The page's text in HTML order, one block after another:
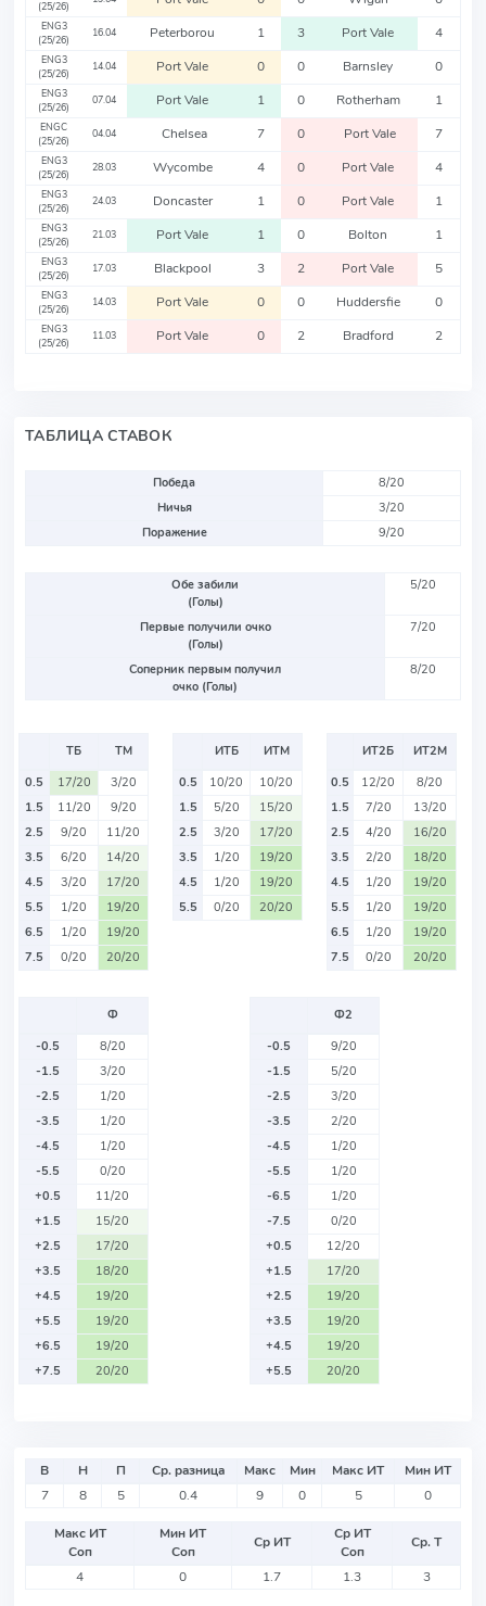
(25/26)
ENG3
(25/26)
16.04 Peterborou 1 3 Port Vale 4
ENG3
(25/26)
14.04 Port Vale 0 0 Barnsley 0
ENG3
(25/26)
07.04 Port Vale 1 0 Rotherham 1
ENGC
(25/26)
04.04 Chelsea 7 0 Port Vale 7
ENG3
(25/26)
28.03 Wycombe 4 0 Port Vale 4
ENG3
(25/26)
24.03 Doncaster 1 0 Port Vale 1
ENG3
(25/26)
21.03 Port Vale 1 0 Bolton 1
ENG3
(25/26)
17.03 Blackpool 3 2 Port Vale 5
ENG3
(25/26)
14.03 Port Vale 0 0 Huddersfie 0
ENG3
(25/26)
11.03 Port Vale 0 2 Bradford 2
ТАБЛИЦА СТАВОК
Победа
8/20
Ничья
3/20
Поражение
9/20
Обе забили
(Голы)
5/20
Первые получили очко
(Голы)
7/20
Соперник первым получил
очко (Голы)
8/20
ТБ
ТМ
0.5
17/20
3/20
1.5
11/20
9/20
2.5
9/20
11/20
3.5
6/20
14/20
4.5
3/20
17/20
5.5
1/20
19/20
6.5
1/20
19/20
7.5
0/20 20/20
ИТБ
ИТМ
0.5
10/20
10/20
1.5
5/20
15/20
2.5
3/20
17/20
3.5
1/20
19/20
4.5
1/20
19/20
5.5
0/20 20/20
ИТ2Б
ИТ2М
0.5
12/20
8/20
1.5
7/20
13/20
2.5
4/20
16/20
3.5
2/20
18/20
4.5
1/20
19/20
5.5
1/20
19/20
6.5
1/20
19/20
7.5
0/20 20/20
Ф
-0.5
8/20
-1.5
3/20
-2.5
1/20
-3.5
1/20
-4.5
1/20
-5.5
0/20
+0.5
11/20
+1.5
15/20
+2.5
17/20
+3.5
18/20
+4.5
19/20
+5.5
19/20
+6.5
19/20
+7.5
20/20
Ф2
-0.5
9/20
-1.5
5/20
-2.5
3/20
-3.5
2/20
-4.5
1/20
-5.5
1/20
-6.5
1/20
-7.5
0/20
+0.5
12/20
+1.5
17/20
+2.5
19/20
+3.5
19/20
+4.5
19/20
+5.5
20/20
В Н П Ср. разница Макс Мин Макс ИТ
Мин ИТ
7
8 5 0.4 9 0 5 0
Макс ИТ
Соп
Мин ИТ
Соп
Ср ИТ
Ср ИТ
Соп
Ср. Т
4
0 1.7 1.3 3